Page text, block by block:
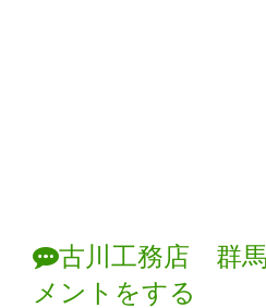
古川工務店 群
メントをする